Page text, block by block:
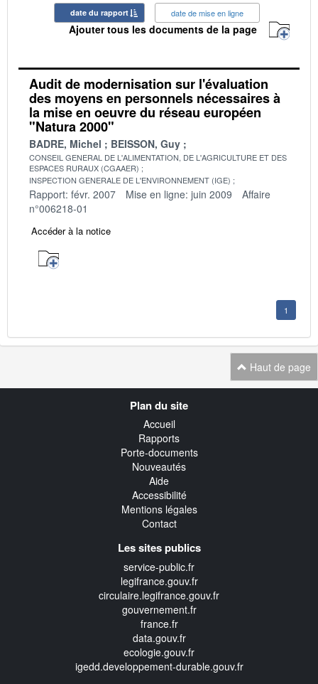
date du rapport date de mise en ligne
Ajouter tous les documents de la page
Audit de modernisation sur l'évaluation
des moyens en personnels nécessaires à
la mise en oeuvre du réseau européen
"Natura 2000"
BADRE, Michel BEISSON, Guy
CONSEIL GENERAL DE L'ALIMENTATION, DE L'AGRICULTURE ET DES
ESPACES RURAUX (CGAAER)
INSPECTION GENERALE DE L'ENVIRONNEMENT (IGE)
Rapport: févr. 2007 Mise en ligne: juin 2009
Affaire
n°006218-01
Accéder à la notice
1
Haut de page
Plan du site
Accueil
Rapports
Porte-documents
Nouveautés
Aide
Accessibilité
Mentions légales
Contact
Les sites publics
service-public.fr
legifrance.gouv.fr
circulaire.legifrance.gouv.fr
gouvernement.fr
france.fr
data.gouv.fr
ecologie.gouv.fr
igedd.developpement-durable.gouv.fr